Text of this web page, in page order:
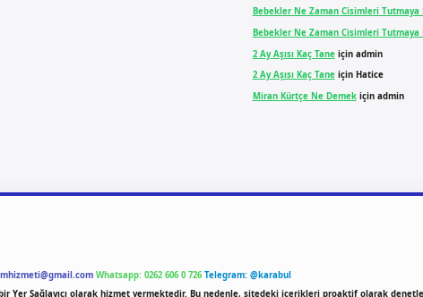
Bebekler Ne Zaman Cisimleri Tutmaya
Bebekler Ne Zaman Cisimleri Tutmaya
2 Ay Aşısı Kaç Taneiçin admin
2 Ay Aşısı Kaç Taneiçin Hatice
Miran Kürtçe Ne Demekiçin admin
Whatsapp: 0262 606 0 726 Telegram: @karabul
Yer Sağlayıcı olarak hizmet vermektedir. Bu nedenle, sitedeki içerikleri proaktif olarak